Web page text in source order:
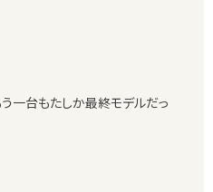
台もたしか最終モデルだっ